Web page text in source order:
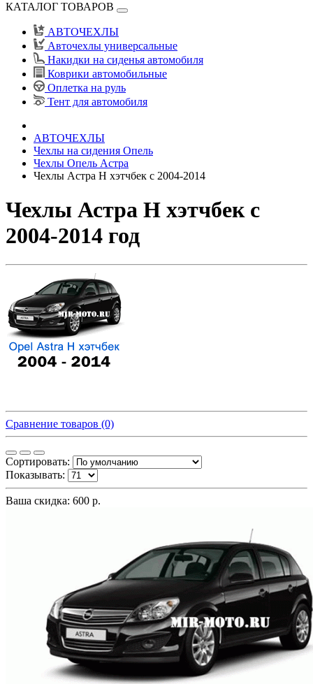
КАТАЛОГ ТОВАРОВ
АВТОЧЕХЛЫ
Авточехлы универсальные
Накидки на сиденья автомобиля
Коврики автомобильные
Оплетка на руль
Тент для автомобиля
АВТОЧЕХЛЫ
Чехлы на сидения Опель
Чехлы Опель Астра
Чехлы Астра Н хэтчбек с 2004-2014
Чехлы Астра Н хэтчбек с
2004-2014 год
Сравнение товаров (0)
Сортировать:
Показывать:
Ваша скидка: 600 р.